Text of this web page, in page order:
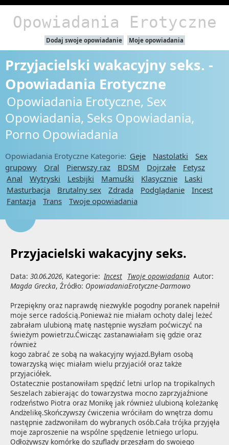
Opowiadania Erotyczne
Dodaj swoje opowiadanie Moje opowiadania
Przyjacielski wakacyjny seks. -
Opowiadania Erotyczne
Opowiadania Erotyczne, Sex
Opowiadania, Seks Opowiadania,
Porno Opowiadania
Opowiadania Erotyczne Kategorie: Geje Nastolatki
Sex
grupowy
Oral Pierwszy raz BDSM Dojrzałe
Fetysz
Anal
Wytryski Lesbijki Mamuśki Klasycznie
Laski
Masturbacja
Brutalny sex Zdrada Podglądanie
Incest
Fantazja
Trans Twoje opowiadania
Przyjacielski wakacyjny seks.
Data: 30.06.2026, Kategorie: Incest Twoje opowiadania Autor:
Magda Grecka, Źródło: OpowiadaniaErotyczne-Darmowo
Przepiękny oraz naprawdę niezwykle pogodny poranek napełnił
moje serce radością.Ponieważ nie miałam ochoty dalej leżeć
zabrałam ulubioną matę następnie wyszłam poćwiczyć na
świeżym powietrzu.Ćwicząc zastanawiałam się gdzie oraz
również
kogo zabrać ze sobą na wakacyjny wyjazd.Byłam osobą
towarzyską więc miałam wielu przyjaciół oraz także
przyjaciółek.
Ostatecznie postanowiłam spędzić letni urlop na tropikalnych
Seszelach zabierając do towarzystwa mocno zaprzyjaźnione
rodzeństwo Piotra oraz Monikę jak również ulubioną koleżankę
Andżelikę.Skończywszy ćwiczenia wróciłam do wnętrza domu
następnie zadzwoniłam do wybranych osób.Cała trójka przyjęła
moje zaproszenie na wspólne spędzenie letniego urlopu.
Odłożywszy komórkę do szuflady przeszłam do swojego